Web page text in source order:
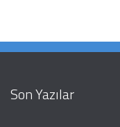
Son Yazılar